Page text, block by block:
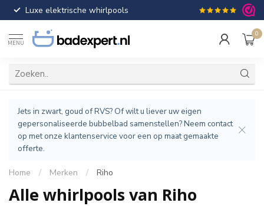
Luxe elektrische whirlpools Gratis
MENU
0
Jets in zwart, goud of RVS? Of wilt u liever uw eigen
gepersonaliseerde bubbelbad samenstellen? Neem contact
op met onze klantenservice voor een op maat gemaakte
offerte.
Home / Merken / Riho
Alle whirlpools van Riho